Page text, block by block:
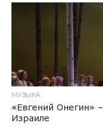
МУЗЫКА
«Евгений Онегин»
Израиле